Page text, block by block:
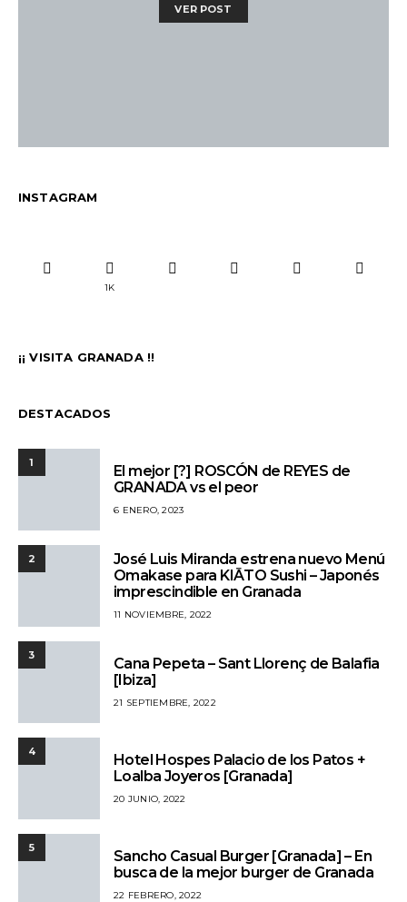
VER POST
INSTAGRAM
1K
¡¡ VISITA GRANADA !!
DESTACADOS
1
El mejor [?] ROSCÓN de REYES de
GRANADA vs el peor
6 ENERO, 2023
2
José Luis Miranda estrena nuevo Menú
Omakase para KIĀTO Sushi – Japonés
imprescindible en Granada
11 NOVIEMBRE, 2022
3
Cana Pepeta – Sant Llorenç de Balafia
[Ibiza]
21 SEPTIEMBRE, 2022
4
Hotel Hospes Palacio de los Patos +
Loalba Joyeros [Granada]
20 JUNIO, 2022
5
Sancho Casual Burger [Granada] – En
busca de la mejor burger de Granada
22 FEBRERO, 2022